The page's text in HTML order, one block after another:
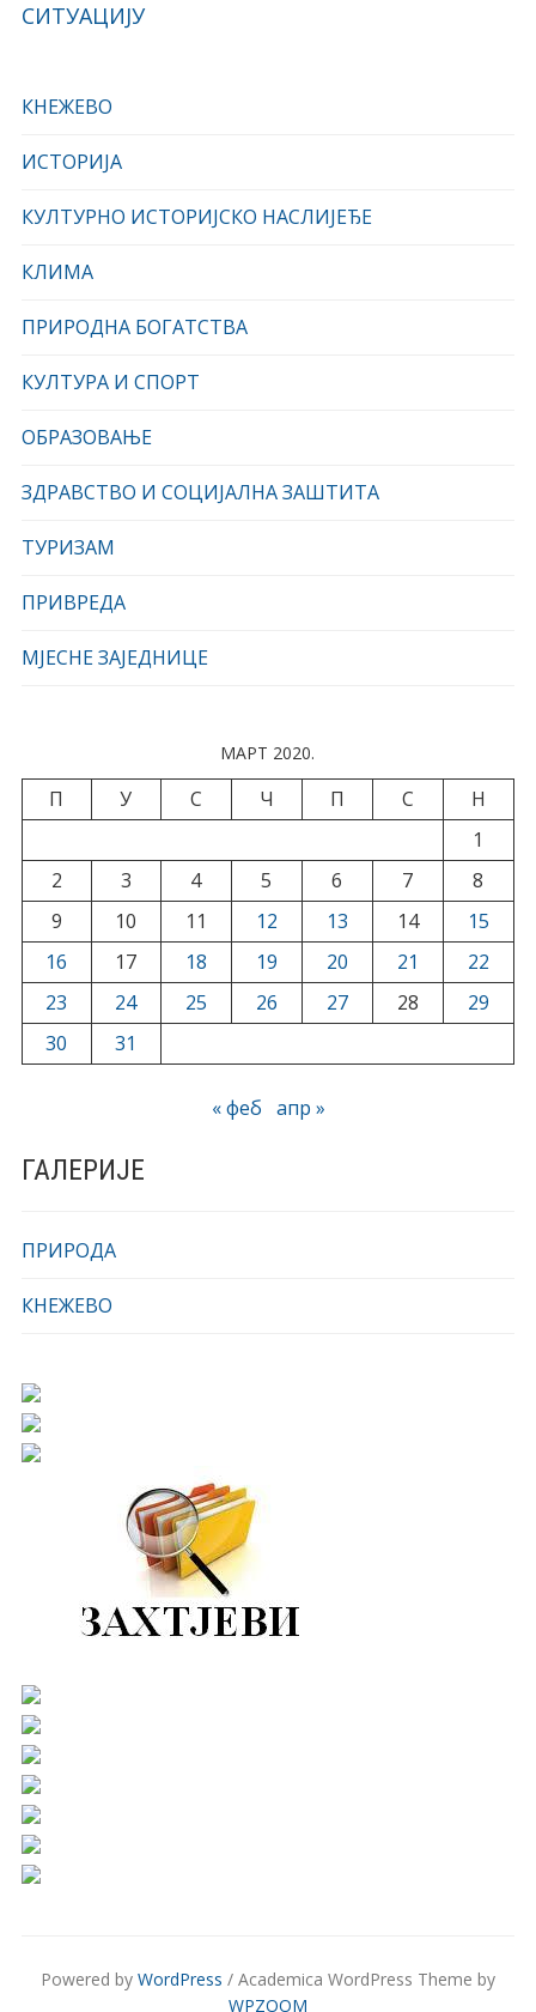
КНЕЖЕВО
ИСТОРИЈА
КУЛТУРНО ИСТОРИЈСКО НАСЛИЈЕЂЕ
КЛИМА
ПРИРОДНА БОГАТСТВА
КУЛТУРА И СПОРТ
ОБРАЗОВАЊЕ
ЗДРАВСТВО И СОЦИЈАЛНА ЗАШТИТА
ТУРИЗАМ
ПРИВРЕДА
МЈЕСНЕ ЗАЈЕДНИЦЕ
МАРТ 2020.
П У С Ч П С
Н
1
2
3 4 5 6 7
8
9
10 11 12 13 14
15
16
17 18 19 20 21
22
23
24 25 26 27 28
29
30
31
« феб апр »
СИТУАЦИЈУ
ГАЛЕРИЈЕ
ПРИРОДА
КНЕЖЕВО
Powered by WordPress / Academica WordPress Theme by
WPZOOM